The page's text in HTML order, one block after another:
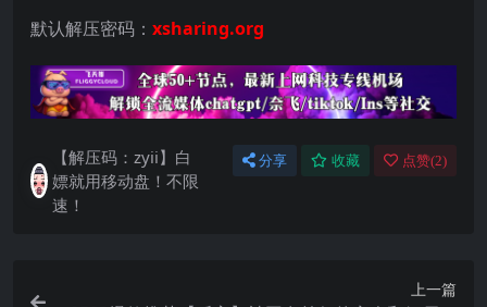
默认解压密码： xsharing.org
【解压码：zyii】白
嫖就用移动盘！不限
速！
分享 收藏 点赞(2)
上一篇